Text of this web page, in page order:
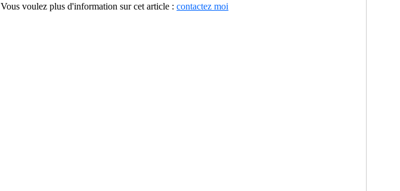
Vous voulez plus d'information sur cet article :contactez moi